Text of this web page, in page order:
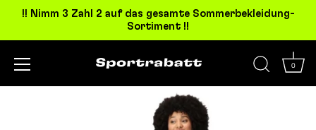
!! Nimm 3 Zahl 2 auf das gesamte Sommerbekleidung-
Sortiment !!
0